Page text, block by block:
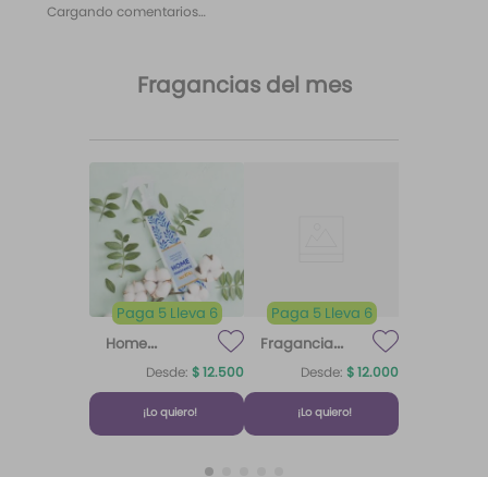
Cargando comentarios…
Fragancias del mes
Paga 5 Lleva 6
Home
Fragrance
AlgodónHome
Algodón 220
ml Etq.
Desde: $12.500
¡Lo quiero!
Paga 5 Lleva 6
Fragancia
para difusor
Brisa deDesde: $12.000
¡Lo quiero!